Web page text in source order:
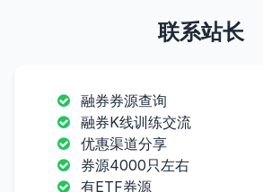
联系站长
融券券源查询
融券K线训练交流
优惠渠道分享
券源4000只左右
有ETF券源